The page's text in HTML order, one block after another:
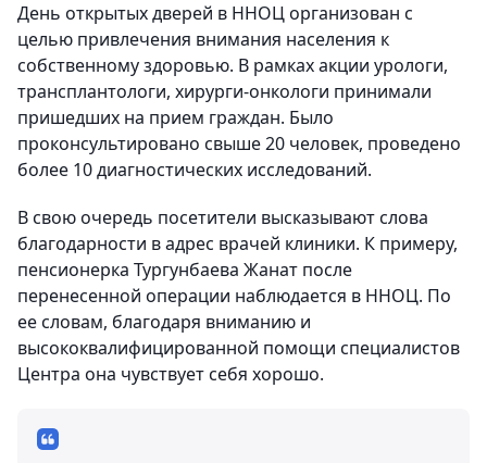
День открытых дверей в ННОЦ организован с
целью привлечения внимания населения к
собственному здоровью. В рамках акции урологи,
трансплантологи, хирурги-онкологи принимали
пришедших на прием граждан. Было
проконсультировано свыше 20 человек, проведено
более 10 диагностических исследований.
В свою очередь посетители высказывают слова
благодарности в адрес врачей клиники. К примеру,
пенсионерка Тургунбаева Жанат после
перенесенной операции наблюдается в ННОЦ. По
ее словам, благодаря вниманию и
высококвалифицированной помощи специалистов
Центра она чувствует себя хорошо.